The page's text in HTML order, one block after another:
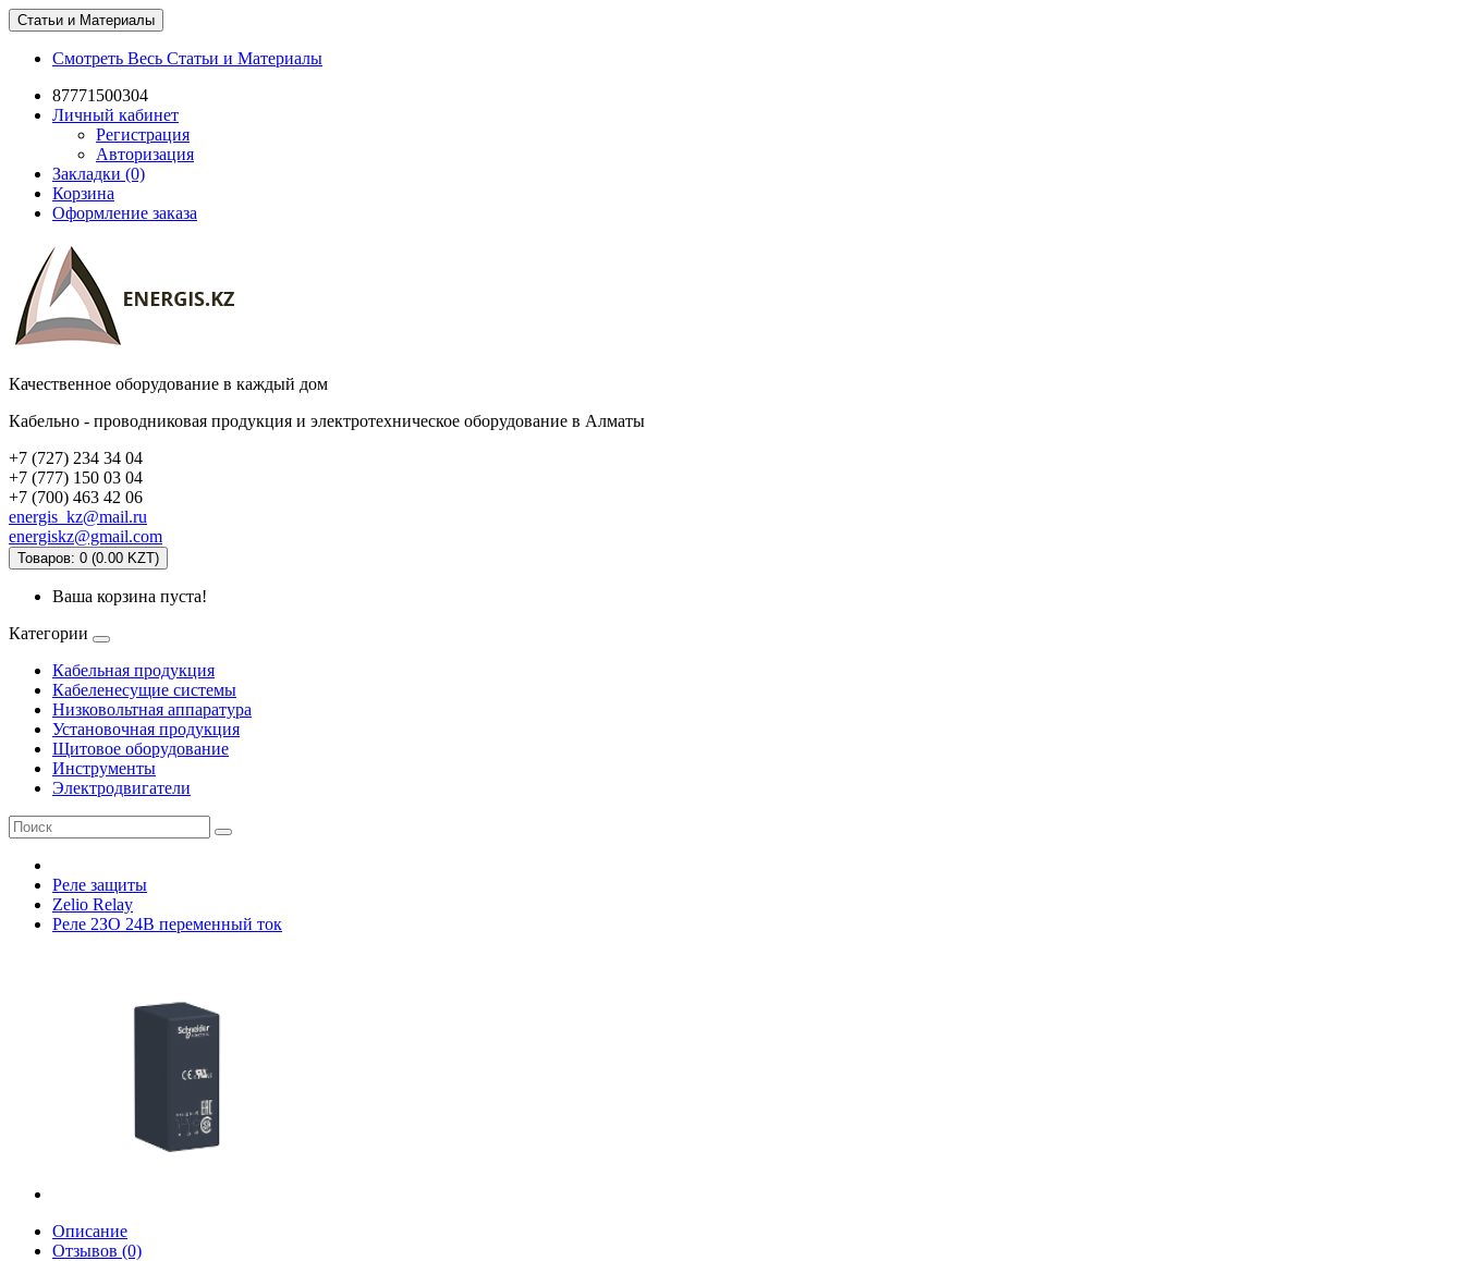
Статьи и Материалы
Смотреть Весь Статьи и Материалы
87771500304
Личный кабинет
Регистрация
Авторизация
Закладки (0)
Корзина
Оформление заказа
Качественное оборудование в каждый дом
Кабельно - проводниковая продукция и электротехническое оборудование в Алматы
+7 (727) 234 34 04
+7 (777) 150 03 04
+7 (700) 463 42 06
energis_kz@mail.ru
energiskz@gmail.com
Товаров: 0 (0.00 KZT)
Ваша корзина пуста!
Категории
Кабельная продукция
Кабеленесущие системы
Низковольтная аппаратура
Установочная продукция
Щитовое оборудование
Инструменты
Электродвигатели
Реле защиты
Zelio Relay
Реле 2ЗО 24В переменный ток
Описание
Отзывов (0)